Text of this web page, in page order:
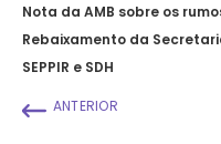
Nota da AMB sobre os
Rebaixamento da
SEPPIR e SDH
ANTERIOR